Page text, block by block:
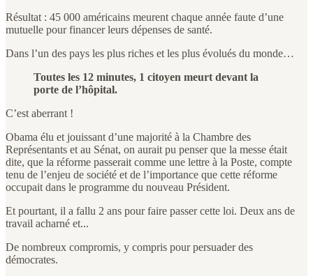
Résultat : 45 000 américains meurent chaque année faute d’une
mutuelle pour financer leurs dépenses de santé.
Dans l’un des pays les plus riches et les plus évolués du monde…
Toutes les 12 minutes, 1 citoyen meurt devant la
porte de l’hôpital.
C’est aberrant !
Obama élu et jouissant d’une majorité à la Chambre des
Représentants et au Sénat, on aurait pu penser que la messe était
dite, que la réforme passerait comme une lettre à la Poste, compte
tenu de l’enjeu de société et de l’importance que cette réforme
occupait dans le programme du nouveau Président.
Et pourtant, il a fallu 2 ans pour faire passer cette loi. Deux ans de
travail acharné et...
De nombreux compromis, y compris pour persuader des
démocrates.